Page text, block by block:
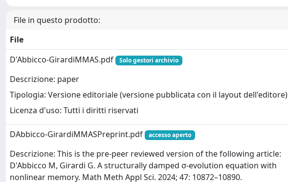
File in questo prodotto:
File
D'Abbicco-GirardiMMAS.pdf
Solo gestori archivio
Descrizione: paper
Tipologia: Versione editoriale (versione pubblicata con il layout dell'editore)
Licenza d'uso: Tutti i diritti riservati
DAbbicco-GirardiMMASPreprint.pdf accesso aperto
Descrizione: This is the pre-peer reviewed version of the following article:
D'Abbicco M, Girardi G. A structurally damped σ-evolution equation with
nonlinear memory. Math Meth Appl Sci. 2024; 47: 10872–10890.